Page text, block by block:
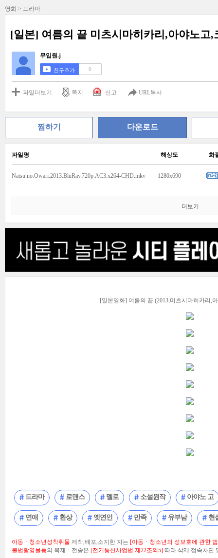
영화 > 드라마
[일본] 여름의 끝 미츠시마히카리,아야노고,
무입원.j
친구추가 0
파일더보기 쪽지 신고 URL복사
찜하기 다운로드
파일명 해상도 화
Natsu.no.Owari.2013.BluRay.720p.AC3.x264-CHD.mkv 1280x690
더보기
[일본영화] 여름의 끝 (2013,미츠시마히카리,
드라마 로맨스 멜로 소설원작 아야노 고
연애 환상 옛연인 만족 유부남 현
아동ㆍ청소년성착취물 제작,배포,소지한 자는 [아동ㆍ청소년의 성보호에 관한
불법촬영물등의 복제ㆍ전송은 [전기통신사업법 제22조의5] 따라 삭제.접속차단